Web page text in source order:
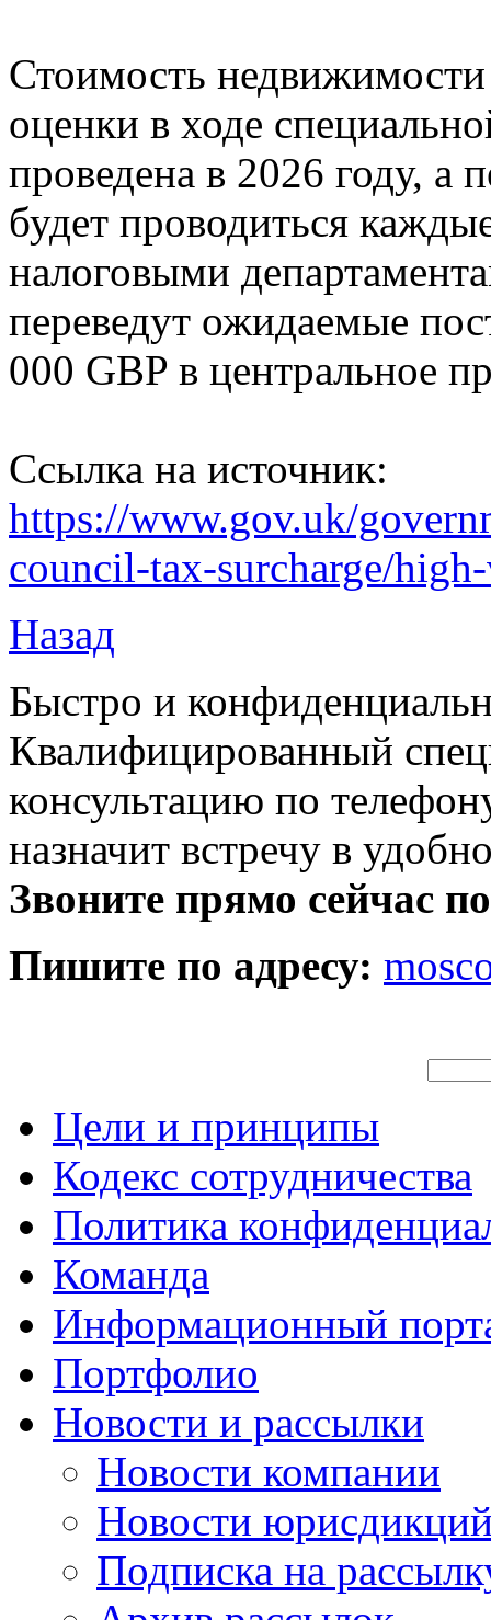
Стоимость
оценки в ходе
проведена в 2026 году, а
будет проводиться
налоговыми
переведут ожидаемые
000 GBP в центральное
Ссылка на источник:
https://www.gov.uk/
council-tax-surcharge/
Назад
Быстро и
Квалифицированный
консультацию по
назначит встречу в
Звоните прямо сейчас
Пишите по адресу:
Цели и принципы
Кодекс сотрудничества
Политика
Команда
Информационный
Портфолио
Новости и рассылки
Новости компании
Новости
Подписка на